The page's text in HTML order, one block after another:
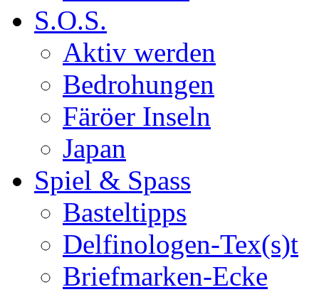
S.O.S.
Aktiv werden
Bedrohungen
Färöer Inseln
Japan
Spiel & Spass
Basteltipps
Delfinologen-Tex(s)t
Briefmarken-Ecke